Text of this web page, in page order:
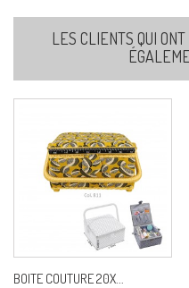
LES CLIENTS QUI
BOITE COUTURE 20X...